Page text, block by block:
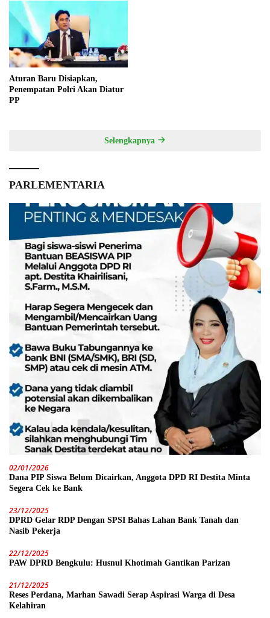
Aturan Baru Disiapkan,
Penempatan Polri Akan Diatur
PP
Selengkapnya
PARLEMENTARIA
02/01/2026
Dana PIP Siswa Belum Dicairkan, Anggota DPD RI Destita Minta
Segera Cek ke Bank
23/12/2025
DPRD Gelar RDP Dengan SPSI Bahas Lahan Bank Tanah dan
Nasib Pekerja
22/12/2025
PAW DPRD Bengkulu: Husnul Khotimah Gantikan Parizan
21/12/2025
Reses Perdana, Marhan Sawadi Serap Aspirasi Warga di Desa
Kelahiran